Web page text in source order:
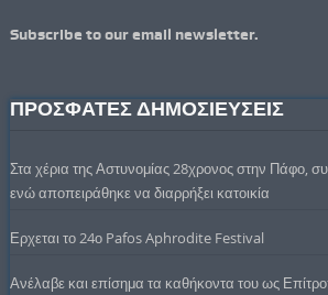
Subscribe to our email newsletter.
ΠΡΟΣΦΑΤΕΣ ΔΗΜΟΣΙΕΥΣΕΙΣ
Στα χέρια της Αστυνομίας 28χρονος στην Πάφο,
ενώ αποπειράθηκε να διαρρήξει κατοικία
Ερχεται το 24ο Pafos Aphrodite Festival
Ανέλαβε και επίσημα τα καθήκοντα του ως